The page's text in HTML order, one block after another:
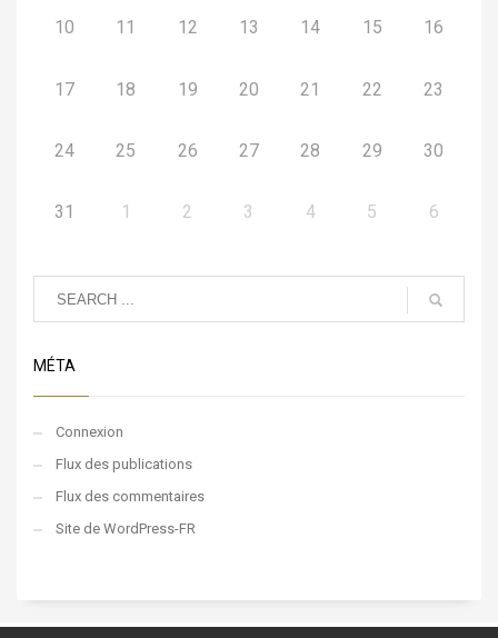
10 11 12 13 14 15 16
17 18 19 20 21 22 23
24 25 26 27 28 29 30
31 1 2 3 4 5 6
MÉTA
Connexion
Flux des publications
Flux des commentaires
Site de WordPress-FR